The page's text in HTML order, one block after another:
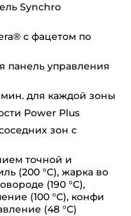
Synchro
с фацетом по
панель управления
для каждой зоны
Power Plus
зон с
точной и
(200 °С), жарка во
(190 °С),
(100 °С), конфи
(48 °С)